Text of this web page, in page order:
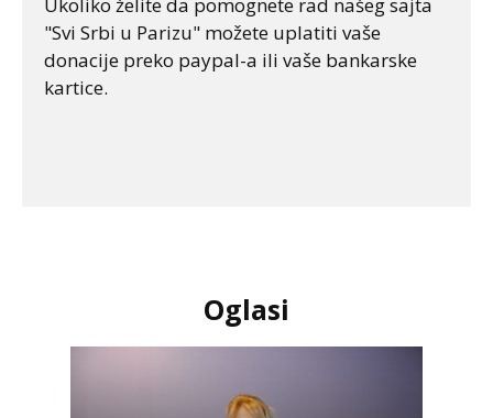
"Svi Srbi u Parizu" možete uplatiti vaše
donacije preko paypal-a ili vaše bankarske
kartice.
Oglasi